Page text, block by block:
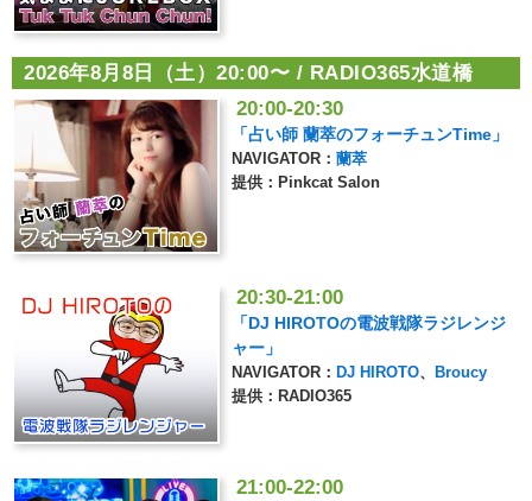
2026年8月8日（土）20:00〜 / RADIO365水道橋
20:00-20:30
「占い師 蘭萃のフォーチュンTime」
NAVIGATOR：蘭萃
提供：Pinkcat Salon
20:30-21:00
「DJ HIROTOの電波戦隊ラジレンジ
ャー」
NAVIGATOR： DJ HIROTO、
Broucy
提供：RADIO365
21:00-22:00